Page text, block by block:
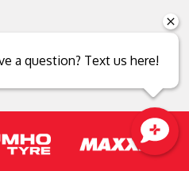
305/30R26
a question? Text us here!